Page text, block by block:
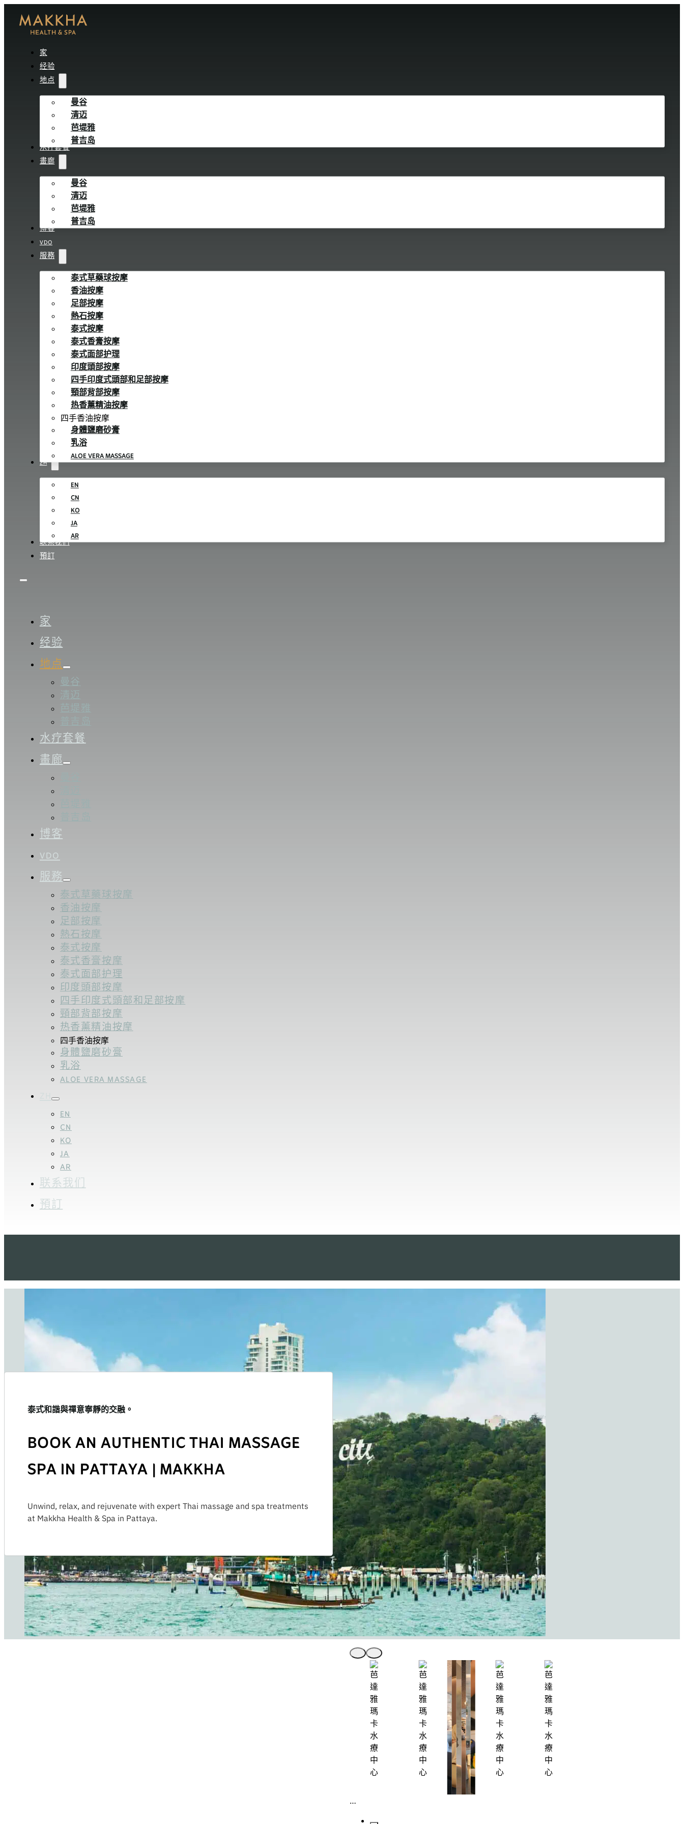
家
经验
地点
曼谷
清迈
芭堤雅
普吉岛
水疗套餐
畫廊
曼谷
清迈
芭堤雅
普吉岛
博客
VDO
服務
泰式草藥球按摩
香油按摩
足部按摩
熱石按摩
泰式按摩
泰式香膏按摩
泰式面部护理
印度頭部按摩
四手印度式頭部和足部按摩
頸部背部按摩
热香薰精油按摩
四手香油按摩
身體鹽磨砂膏
乳浴
ALOE VERA MASSAGE
ZH
EN
CN
KO
JA
AR
联系我们
預訂
家
经验
地点
曼谷
水疗套餐
畫廊
博客
VDO
服務
泰式草藥球按摩
香油按摩
足部按摩
熱石按摩
泰式按摩
泰式香膏按摩
泰式面部护理
印度頭部按摩
四手印度式頭部和足部按摩
頸部背部按摩
热香薰精油按摩
四手香油按摩
身體鹽磨砂膏
乳浴
ALOE VERA MASSAGE
ZH
EN
CN
KO
JA
AR
联系我们
預訂
泰式和諧與禪意寧靜的交融。
BOOK AN AUTHENTIC THAI MASSAGE
SPA IN PATTAYA | MAKKHA
Unwind, relax, and rejuvenate with expert Thai massage and spa treatments
at Makkha Health & Spa in Pattaya.